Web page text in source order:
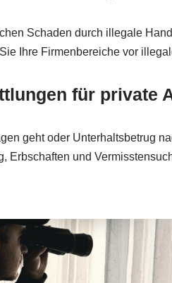
Schaden durch illegale
Ihre Firmenbereiche vor
für private
geht oder Unterhaltsbetrug
Erbschaften und